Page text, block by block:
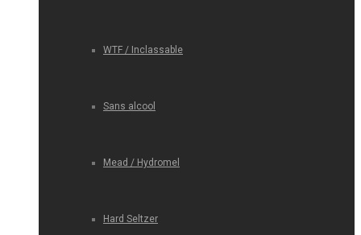
WTF / Inclassable
Sans alcool
Mead / Hydromel
Hard Seltzer